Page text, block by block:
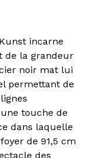
incarne
de la grandeur
noir mat lui
permettant de
touche de
dans laquelle
de 91,5 cm
des